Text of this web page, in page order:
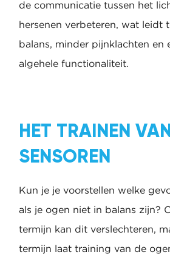
de communicatie tussen het
hersenen verbeteren, wat leidt
balans, minder pijnklachten en
algehele functionaliteit.
HET TRAINEN
SENSOREN
Kun je je voorstellen welke
als je ogen niet in balans zijn?
termijn kan dit verslechteren,
termijn laat training van de